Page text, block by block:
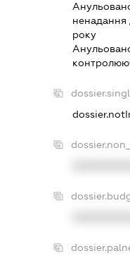
Анульовано
ненадання
року